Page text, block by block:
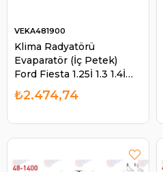
Klima Radyatörü
Evaparatör (İç Petek)
Ford Fiesta 1.25İ 1.3 1.4İ
16V 1.6İ 16V 1.6 TDCI 01-
08 Fusion 1.4 TDCI 1.6 02-
VEKA481900
₺2.474,74